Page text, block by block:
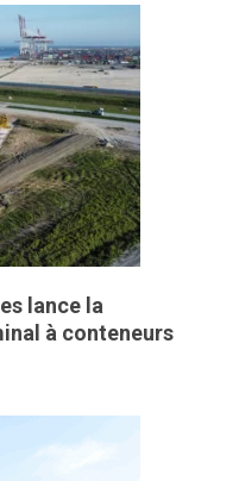
lance la
à conteneurs